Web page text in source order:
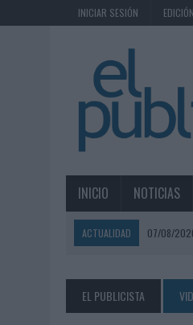
INICIAR SESIÓN
INICIO NOTICIAS
ACTUALIDAD 07/08/
07/08/2026 | MG SPIRIT
EL PUBLICISTA